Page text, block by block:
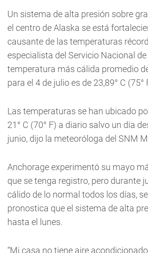
Un sistema de alta presión sobre
el centro de Alaska se está
causante de las temperaturas
especialista del Servicio Nacional
temperatura más cálida promedio
para el 4 de julio es de 23,89° C (75°
Las temperaturas se han ubicado
21° C (70° F) a diario salvo un día
junio, dijo la meteoróloga del SNM
Anchorage experimentó su mayo
que se tenga registro, pero durante
cálido de lo normal todos los días,
pronostica que el sistema de alta
hasta el lunes.
“Mi casa no tiene aire